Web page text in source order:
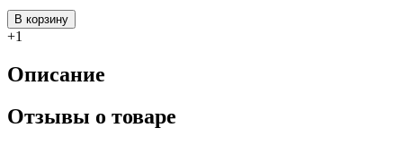
В корзину
+1
Описание
Отзывы о товаре